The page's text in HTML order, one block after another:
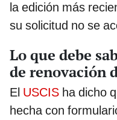
la edición más
su solicitud no se
Lo que debe
de renovación
El USCIS ha dicho
hecha con